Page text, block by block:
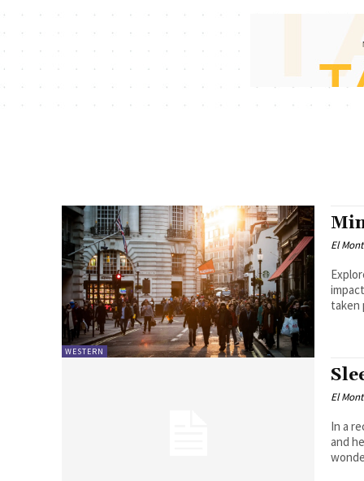
WESTERN
El
impact of
taken
El
In a
and